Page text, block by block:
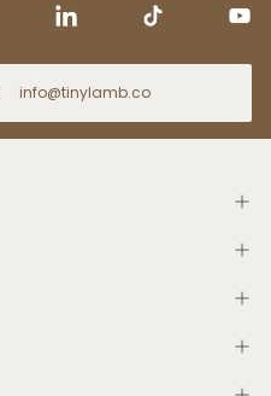
info@tinylamb.co